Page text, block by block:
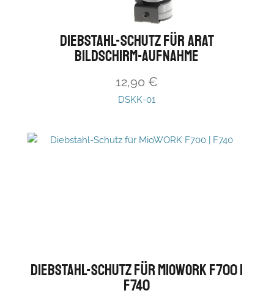
Diebstahl-Schutz für ARAT
Bildschirm-Aufnahme
12,90 €
DSKK-01
Diebstahl-Schutz für MioWORK F700 |
F740